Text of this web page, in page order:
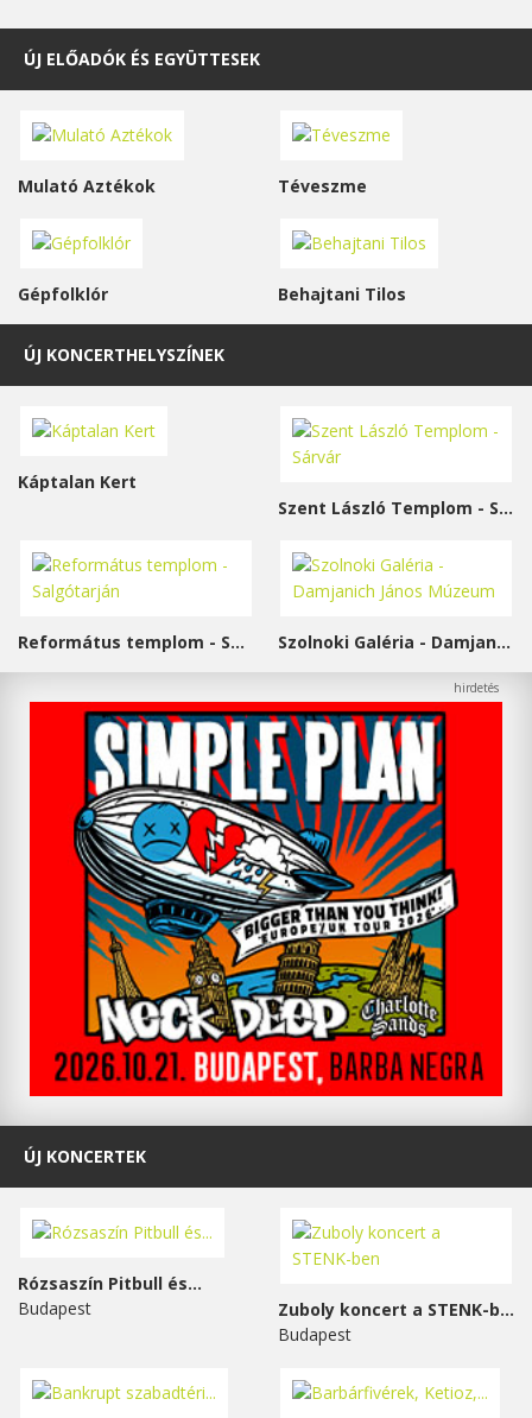
ÚJ ELŐADÓK ÉS EGYÜTTESEK
Mulató Aztékok Téveszme
Gépfolklór Behajtani Tilos
ÚJ KONCERTHELYSZÍNEK
Káptalan Kert
Szent László Templom - Sárvár
Református templom - Salgótarján Szolnoki Galéria - Damjanich János Múzeum
ÚJ KONCERTEK
Rózsaszín Pitbull és...
Budapest
Zuboly koncert a STENK-ben
Budapest